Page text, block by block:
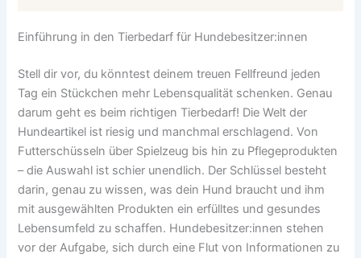
Einführung in den Tierbedarf für Hundebesitzer:innen
Stell dir vor, du könntest deinem treuen Fellfreund jeden
Tag ein Stückchen mehr Lebensqualität schenken. Genau
darum geht es beim richtigen Tierbedarf! Die Welt der
Hundeartikel ist riesig und manchmal erschlagend. Von
Futterschüsseln über Spielzeug bis hin zu Pflegeprodukten
– die Auswahl ist schier unendlich. Der Schlüssel besteht
darin, genau zu wissen, was dein Hund braucht und ihm
mit ausgewählten Produkten ein erfülltes und gesundes
Lebensumfeld zu schaffen. Hundebesitzer:innen stehen
vor der Aufgabe, sich durch eine Flut von Informationen zu